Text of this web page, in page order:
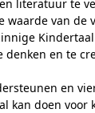
literatuur te
waarde van de
denken en te
en
kan doen voor